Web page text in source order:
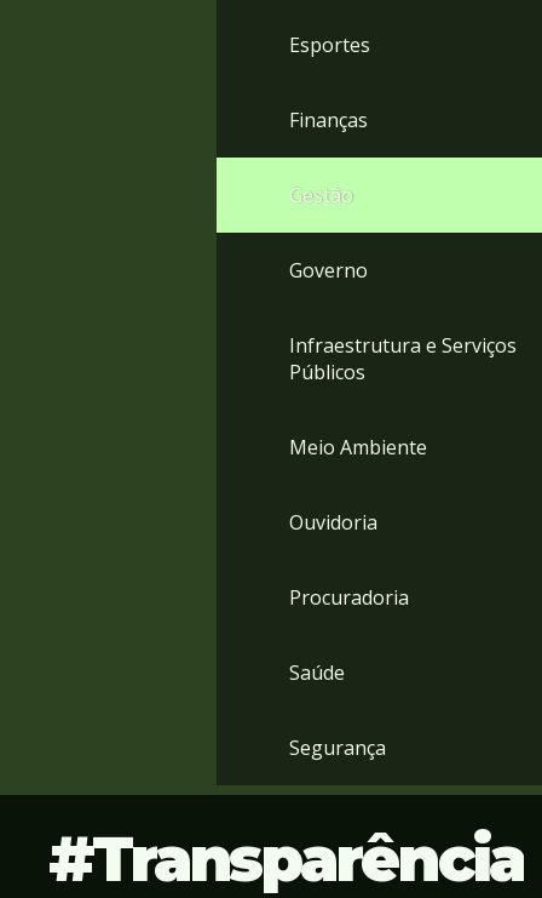
Esportes
Finanças
Gestão
Governo
Infraestrutura e Serviços
Públicos
Meio Ambiente
Ouvidoria
Procuradoria
Saúde
Segurança
Transparência